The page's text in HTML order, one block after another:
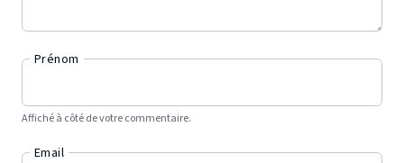
Prénom
Affiché à côté de votre commentaire.
Email